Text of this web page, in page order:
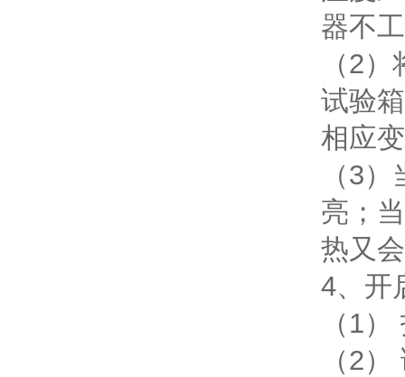
器不
（2
试验
相应
（3
亮；
热又
4、开
（1
（2